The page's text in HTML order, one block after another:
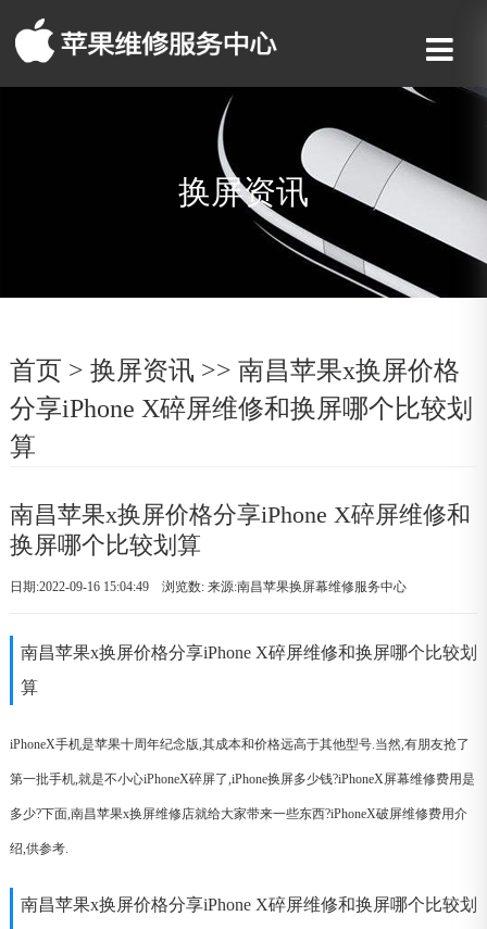
换屏资讯
首页 > 换屏资讯 >> 南昌苹果x换屏价格
分享iPhone X碎屏维修和换屏哪个比较划
算
南昌苹果x换屏价格分享iPhone X碎屏维修和
换屏哪个比较划算
日期:2022-09-16 15:04:49 浏览数:来源:南昌苹果换屏幕维修服务中心
南昌苹果x换屏价格分享iPhone X碎屏维修和换屏哪个比较划
算
iPhoneX手机是苹果十周年纪念版,其成本和价格远高于其他型号.当然,有朋友抢了
第一批手机,就是不小心iPhoneX碎屏了,iPhone换屏多少钱?iPhoneX屏幕维修费用是
多少?下面,南昌苹果x换屏维修店就给大家带来一些东西?iPhoneX破屏维修费用介
绍,供参考.
南昌苹果x换屏价格分享iPhone X碎屏维修和换屏哪个比较划